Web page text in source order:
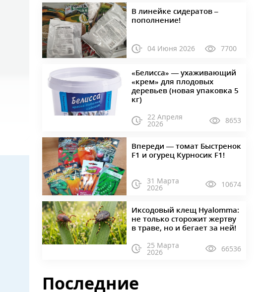
В линейке сидератов –
пополнение!
04 Июня 2026 7700
«Белисса» — ухаживающий
«крем» для плодовых
деревьев (новая упаковка 5
кг)
22 Апреля
2026 8653
Впереди — томат Быстренок
F1 и огурец Курносик F1!
31 Марта
2026 10674
Иксодовый клещ Hyalomma:
не только сторожит жертву
в траве, но и бегает за ней!
25 Марта
2026 66536
Последние